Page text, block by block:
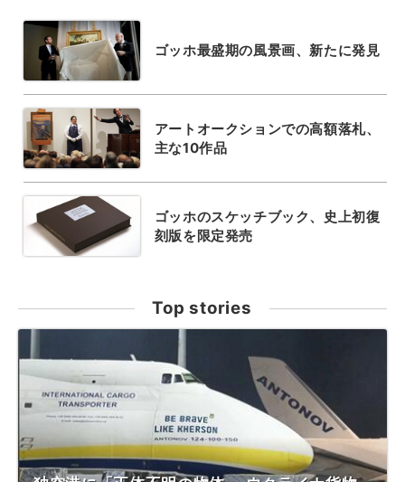
ゴッホ最盛期の風景画、新たに発見
アートオークションでの高額落札、
主な10作品
ゴッホのスケッチブック、史上初復
刻版を限定発売
Top stories